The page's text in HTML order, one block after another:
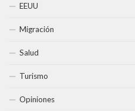
EEUU
Migración
Salud
Turismo
Opiniones